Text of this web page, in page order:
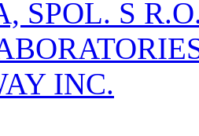
SPOL. S
INC.